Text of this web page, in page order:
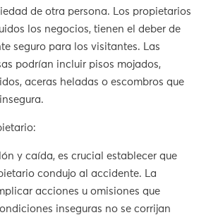
de otra persona. Los propietarios
los negocios, tienen el deber de
seguro para los visitantes. Las
podrían incluir pisos mojados,
aceras heladas o escombros que
y caída, es crucial establecer que
condujo al accidente. La
acciones u omisiones que
inseguras no se corrijan